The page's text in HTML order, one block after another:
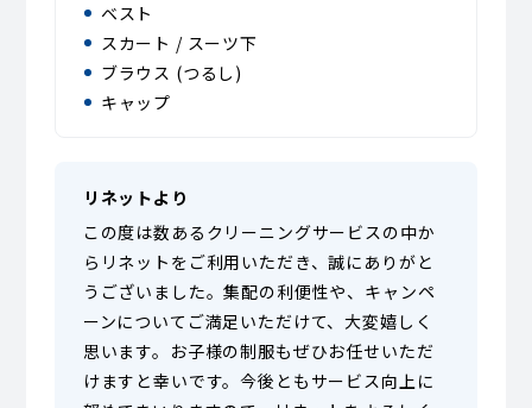
ベスト
スカート / スーツ下
ブラウス (つるし)
キャップ
リネットより
この度は数あるクリーニングサービスの中か
らリネットをご利用いただき、誠にありがと
うございました。集配の利便性や、キャンペ
ーンについてご満足いただけて、大変嬉しく
思います。お子様の制服もぜひお任せいただ
けますと幸いです。今後ともサービス向上に